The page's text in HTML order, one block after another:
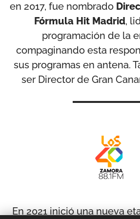
en 2017, fue nombrado
Fórmula Hit Madrid,
programación de la
compaginando esta
sus programas en antena.
ser Director de Gran
En 2021 inició una nueva